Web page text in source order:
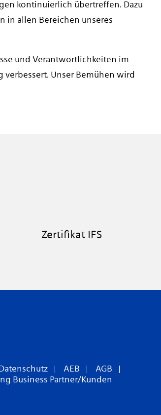
kontinuierlich übertreffen. Dazu
in allen Bereichen unseres
und Verantwortlichkeiten im
Unser Bemühen wird
Zertifikat IFS
Datenschutz AEB
AGB
Business Partner/Kunden